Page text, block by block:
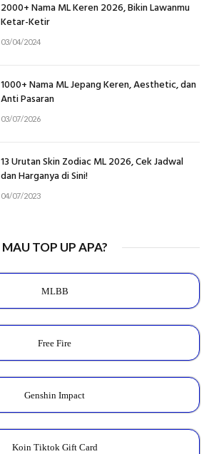
2000+ Nama ML Keren 2026, Bikin Lawanmu
Ketar-Ketir
03/04/2024
1000+ Nama ML Jepang Keren, Aesthetic, dan
Anti Pasaran
03/07/2026
13 Urutan Skin Zodiac ML 2026, Cek Jadwal
dan Harganya di Sini!
04/07/2023
MAU TOP UP APA?
MLBB
Free Fire
Genshin Impact
Koin Tiktok Gift Card